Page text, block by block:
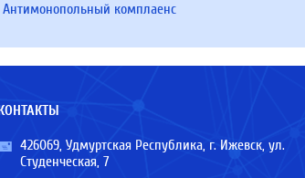
Антимонопольный комплаенс
426069, Удмуртская Республика, г. Ижевск, ул.
Студенческая, 7